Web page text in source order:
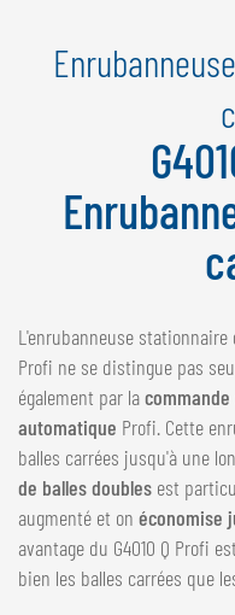
FRANÇAIS
GÖWEIL Schweiz
L'enrubanneuse stationnaire
Profi ne se distingue pas
également par la
automatique Profi. Cette
balles carrées jusqu'à une
de balles doubles est
augmenté et on économise
avantage du G4010 Q Profi
bien les balles carrées que